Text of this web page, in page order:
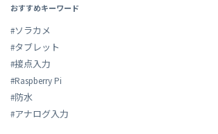
おすすめキーワード
#ソラカメ
#タブレット
#接点入力
#Raspberry Pi
#防水
#アナログ入力